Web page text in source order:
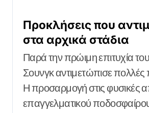
Προκλήσεις που
στα αρχικά στάδια
Παρά την πρώιμη επιτυχία
Σουνγκ αντιμετώπισε πολλές
Η προσαρμογή στις φυσικές
επαγγελματικού